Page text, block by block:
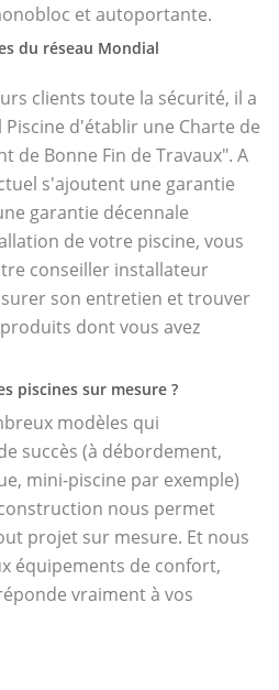
et autoportante.
du réseau Mondial
clients toute la sécurité, il a
d'établir une Charte de
de Bonne Fin de Travaux". A
s'ajoutent une garantie
garantie décennale
de votre piscine, vous
conseiller installateur
son entretien et trouver
dont vous avez
piscines sur mesure ?
modèles qui
succès (à débordement,
mini-piscine par exemple)
nous permet
projet sur mesure. Et nous
équipements de confort,
vraiment à vos